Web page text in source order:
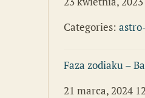
Categories:
Faza zodiaku –
21 marca, 2024